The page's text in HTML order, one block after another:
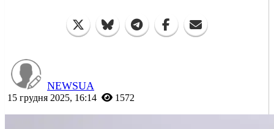
NEWSUA
15 грудня 2025, 16:14 1572